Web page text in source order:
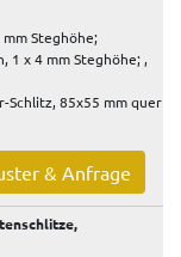
Steghöhe;
1 x 4 mm Steghöhe; ,
Schlitz, 85x55 mm quer
& Anfrage